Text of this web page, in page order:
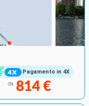
Pagamento in 4X
da 814 €